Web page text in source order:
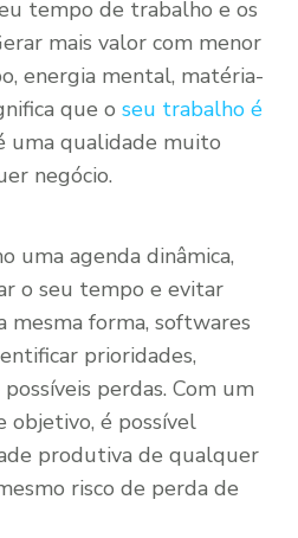
tempo de trabalho e os
mais valor com menor
energia mental, matéria-
que o seu trabalho é
uma qualidade muito
negócio.
uma agenda dinâmica,
o seu tempo e evitar
mesma forma, softwares
prioridades,
perdas. Com um
objetivo, é possível
produtiva de qualquer
risco de perda de